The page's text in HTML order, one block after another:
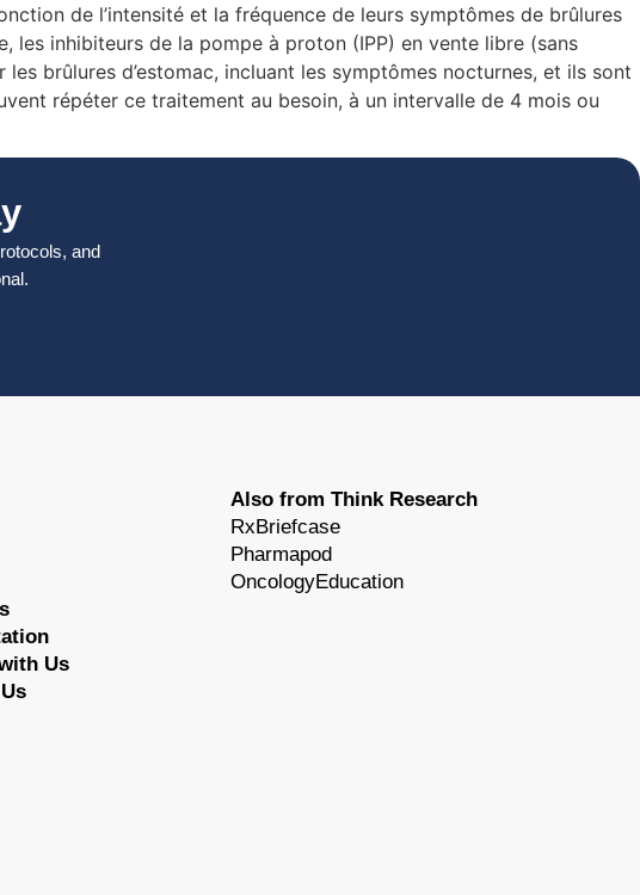
de l’intensité et la fréquence de leurs symptômes de brûlures
les inhibiteurs de la pompe à proton (IPP) en vente libre (sans
brûlures d’estomac, incluant les symptômes nocturnes, et ils sont
répéter ce traitement au besoin, à un intervalle de 4 mois ou
and
Us
Also from Think Research
RxBriefcase
Pharmapod
OncologyEducation